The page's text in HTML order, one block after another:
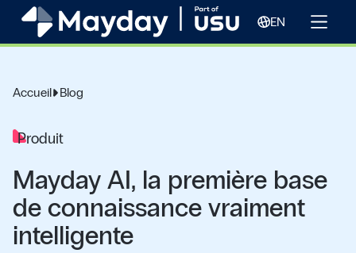
EN
Accueil Blog
Produit
Mayday AI, la première base
de connaissance vraiment
intelligente